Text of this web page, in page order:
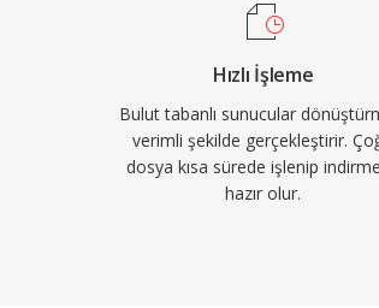
Hızlı İşleme
Bulut tabanlı sunucular
verimli şekilde gerçekleştirir.
dosya kısa sürede işlenip
hazır olur.